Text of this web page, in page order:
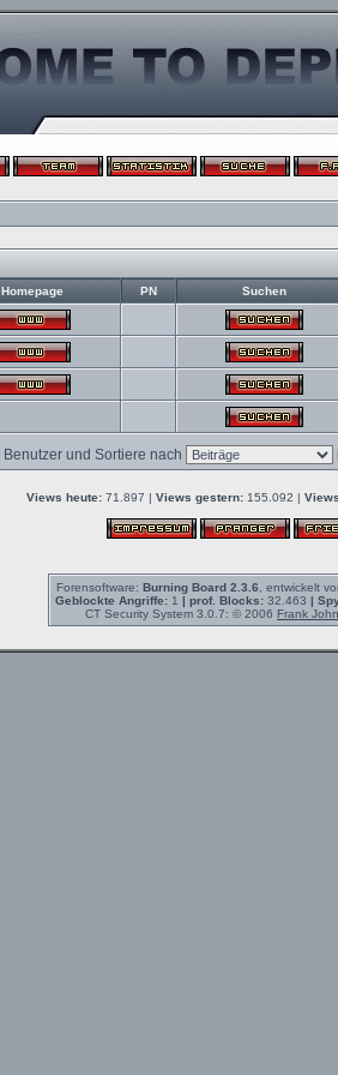
Homepage PN Suchen
Benutzer und Sortiere nach
Views heute:71.897 | Views gestern:155.092 |
Forensoftware: Burning Board 2.3.6 , entwickelt
Geblockte Angriffe:1 | prof. Blocks:32.463 |
CT Security System 3.0.7: © 2006 Frank John